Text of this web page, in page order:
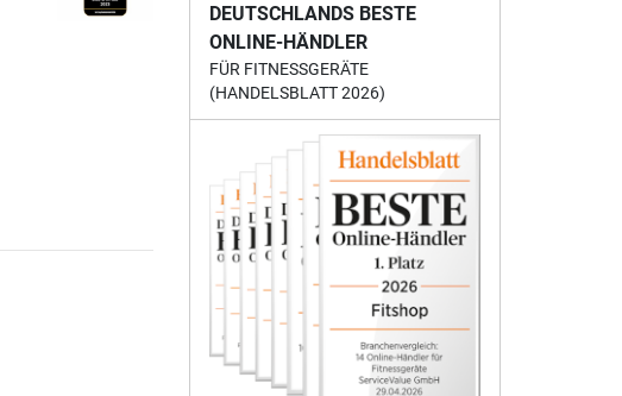
DEUTSCHLANDS BESTE
ONLINE-HÄNDLER
FÜR FITNESSGERÄTE
(HANDELSBLATT 2026)